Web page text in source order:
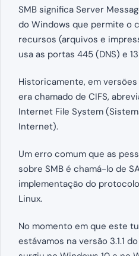
SMB significa Server
do Windows que permite o
recursos (arquivos e
usa as portas 445 (DNS) e
Historicamente, em
era chamado de CIFS,
Internet File System
Internet).
Um erro comum que as
sobre SMB é chamá-lo de
implementação do
Linux.
No momento em que este
estávamos na versão 3.1.1